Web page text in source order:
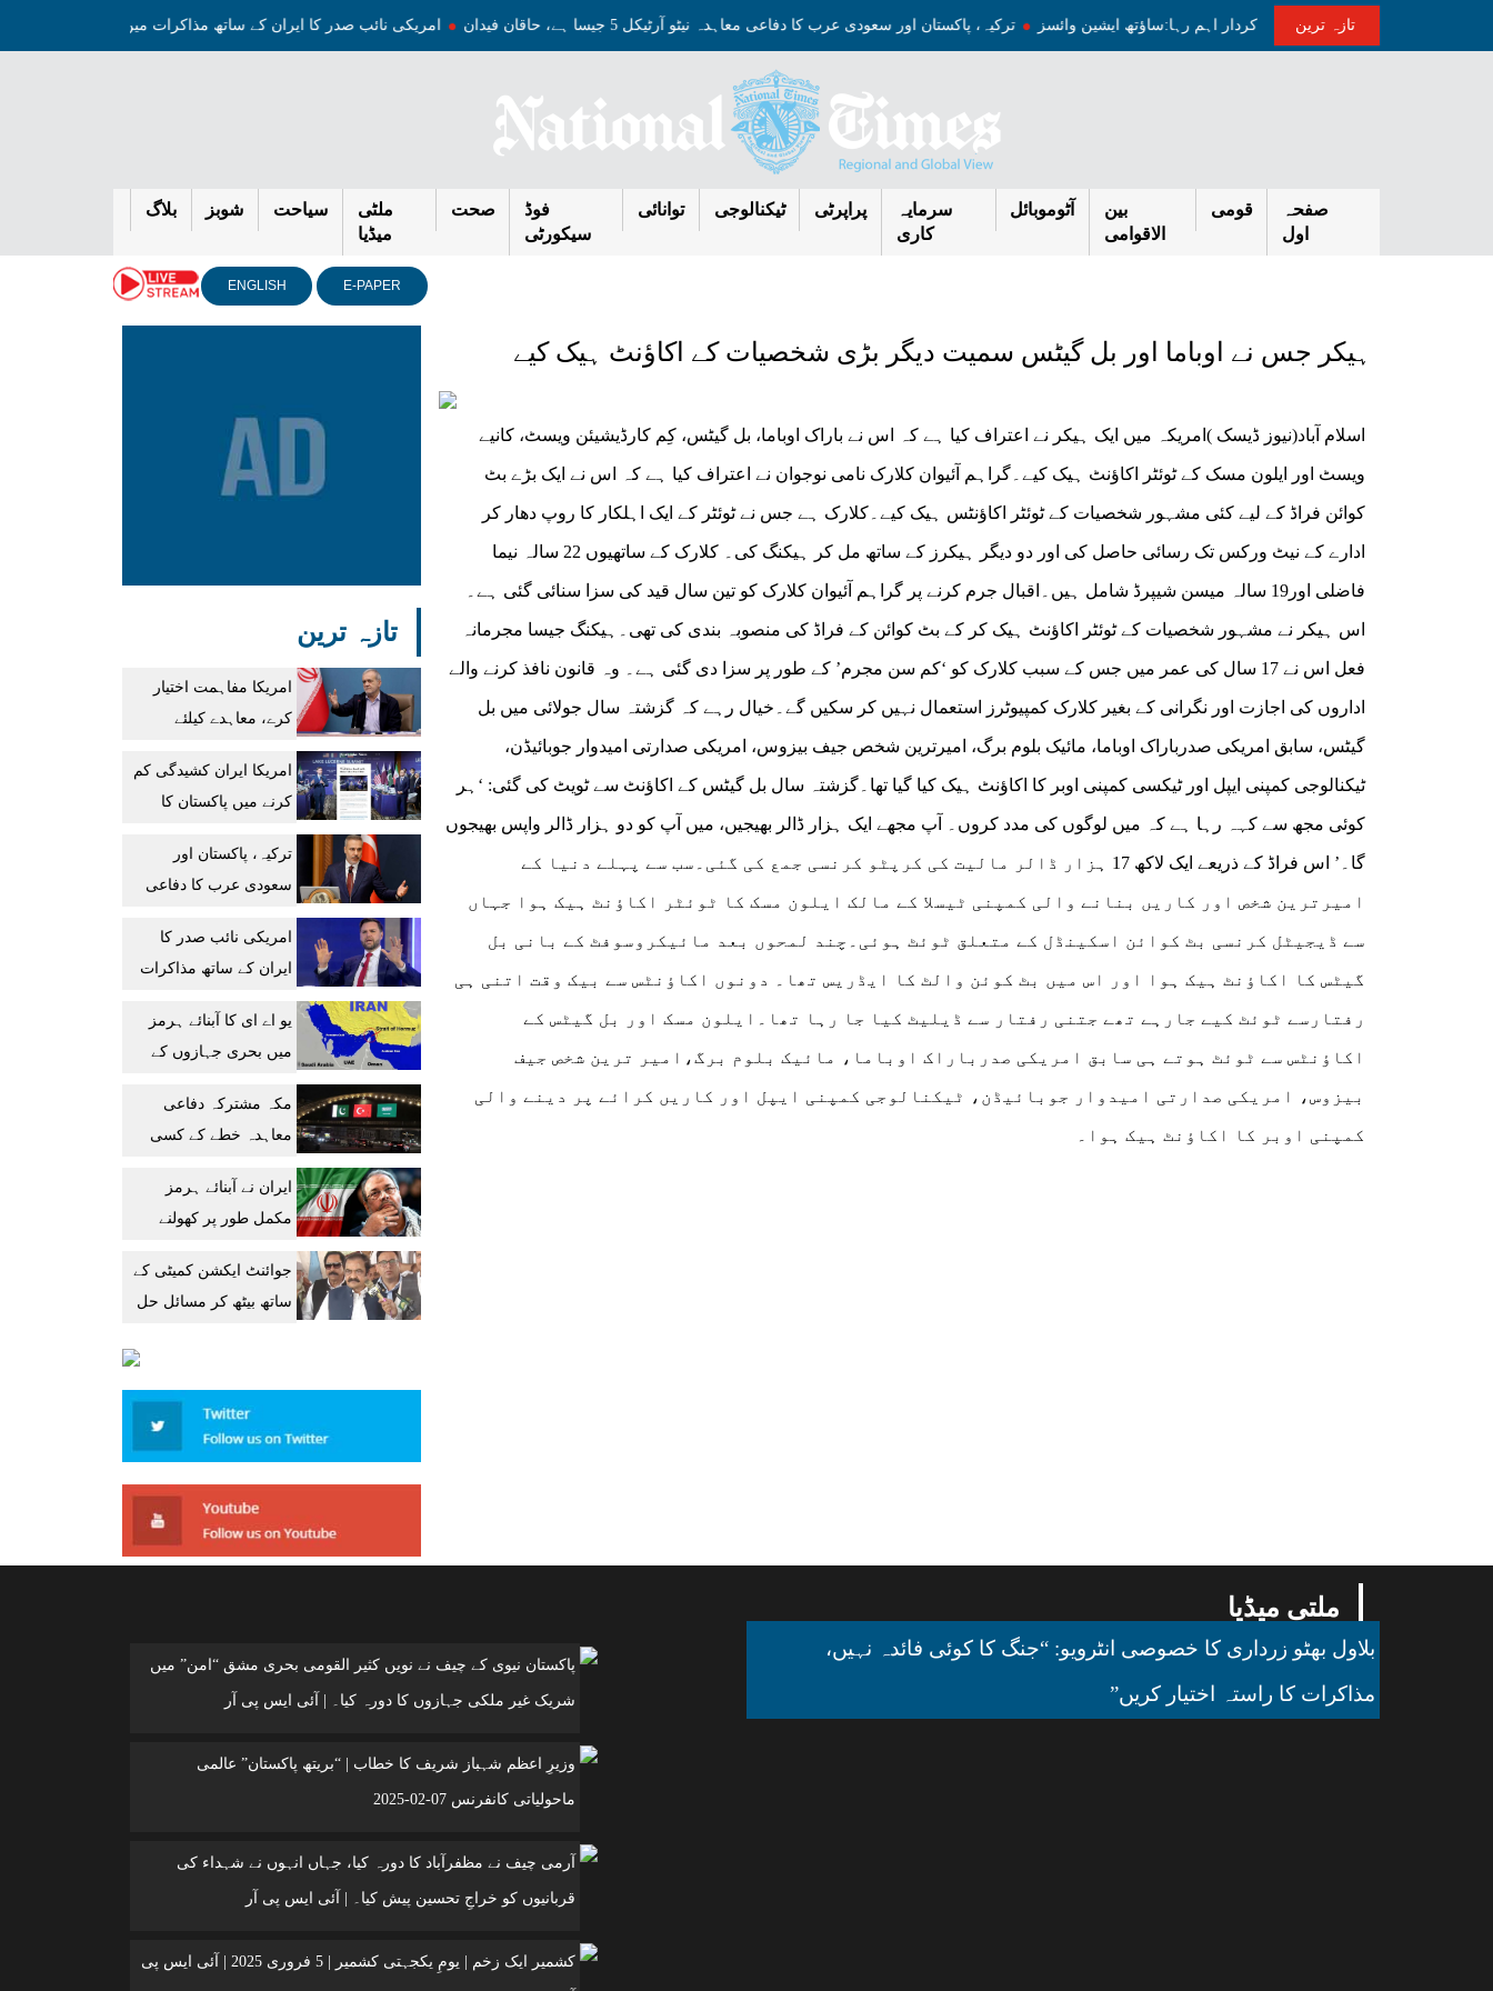
تازہ ترین
کشیدگی کم کرنے میں پاکستان کا ثالثی کردار اہم رہا:ساؤتھ ایشین وائسز ترکیہ، پاکستان اور سعودی عرب کا دفاعی معاہدہ نیٹو آرٹیکل 5 جیسا ہے، حاقان فیدان امریکی نائب صدر کا ایران کے ساتھ مذاکرات میں پیشرفت کا
صفحہ
اول
قومی
بین
الاقوامی
آٹوموبائل
سرمایہ
کاری
پراپرٹی ٹیکنالوجی توانائی
فوڈ
سیکورٹی
صحت
ملٹی
میڈیا
سیاحت شوبز بلاگ
E-PAPER
ENGLISH
ہیکر جس نے اوباما اور بل گیٹس سمیت دیگر بڑی شخصیات کے اکاؤنٹ ہیک کیے
اسلام آباد(نیوز ڈیسک )امریکہ میں ایک ہیکر نے اعتراف کیا ہے کہ اس نے باراک اوباما، بل گیٹس، کِم کارڈیشیئن ویسٹ، کانیے
ویسٹ اور ایلون مسک کے ٹوئٹر اکاؤنٹ ہیک کیے۔گراہم آئیوان کلارک نامی نوجوان نے اعتراف کیا ہے کہ اس نے ایک بڑے بٹ
کوائن فراڈ کے لیے کئی مشہور شخصیات کے ٹوئٹر اکاؤنٹس ہیک کیے۔کلارک ہے جس نے ٹوئٹر کے ایک اہلکار کا روپ دھار کر
ادارے کے نیٹ ورکس تک رسائی حاصل کی اور دو دیگر ہیکرز کے ساتھ مل کر ہیکنگ کی۔ کلارک کے ساتھیوں 22 سالہ نیما
فاضلی اور19 سالہ میسن شیپرڈ شامل ہیں۔اقبال جرم کرنے پر گراہم آئیوان کلارک کو تین سال قید کی سزا سنائی گئی ہے۔
اس ہیکر نے مشہور شخصیات کے ٹوئٹر اکاؤنٹ ہیک کر کے بٹ کوائن کے فراڈ کی منصوبہ بندی کی تھی۔ہیکنگ جیسا مجرمانہ
فعل اس نے 17 سال کی عمر میں جس کے سبب کلارک کو ‘کم سن مجرم’ کے طور پر سزا دی گئی ہے۔ وہ قانون نافذ کرنے والے
اداروں کی اجازت اور نگرانی کے بغیر کلارک کمپیوٹرز استعمال نہیں کر سکیں گے۔خیال رہے کہ گزشتہ سال جولائی میں بل
گیٹس، سابق امریکی صدرباراک اوباما، مائیک بلوم برگ، امیرترین شخص جیف بیزوس، امریکی صدارتی امیدوار جوبائیڈن،
ٹیکنالوجی کمپنی ایپل اور ٹیکسی کمپنی اوبر کا اکاؤنٹ ہیک کیا گیا تھا۔گزشتہ سال بل گیٹس کے اکاؤنٹ سے ٹویٹ کی گئی: ‘ہر
کوئی مجھ سے کہہ رہا ہے کہ میں لوگوں کی مدد کروں۔ آپ مجھے ایک ہزار ڈالر بھیجیں، میں آپ کو دو ہزار ڈالر واپس بھیجوں
گا۔’ اس فراڈ کے ذریعے ایک لاکھ 17 ہزار ڈالر مالیت کی کرپٹو کرنسی جمع کی گئی۔سب سے پہلے دنیا کے
امیرترین شخص اور کاریں بنانے والی کمپنی ٹیسلا کے مالک ایلون مسک کا ٹوئٹر اکاؤنٹ ہیک ہوا جہاں
سے ڈیجیٹل کرنسی بٹ کوائن اسکینڈل کے متعلق ٹوئٹ ہوئی۔چند لمحوں بعد مائیکروسوفٹ کے بانی بل
گیٹس کا اکاؤنٹ ہیک ہوا اور اس میں بٹ کوئن والٹ کا ایڈریس تھا۔ دونوں اکاؤنٹس سے بیک وقت اتنی ہی
رفتارسے ٹوئٹ کیے جارہے تھے جتنی رفتار سے ڈیلیٹ کیا جا رہا تھا۔ایلون مسک اور بل گیٹس کے
اکاؤنٹس سے ٹوئٹ ہوتے ہی سابق امریکی صدرباراک اوباما، مائیک بلوم برگ،امیر ترین شخص جیف
بیزوس، امریکی صدارتی امیدوار جوبائیڈن، ٹیکنالوجی کمپنی ایپل اور کاریں کرائے پر دینے والی
کمپنی اوبر کا اکاؤنٹ ہیک ہوا۔
تازہ ترین
امریکا مفاہمت اختیار
کرے، معاہدے کیلئے
ہے: ایرانی صدر
امریکا ایران کشیدگی کم
کرنے میں پاکستان کا
رہا:ساؤتھ ایشین وائسز
ترکیہ، پاکستان اور
سعودی عرب کا دفاعی
جیسا ہے، حاقان فیدان
امریکی نائب صدر کا
ایران کے ساتھ مذاکرات
یو اے ای کا آبنائے ہرمز
میں بحری جہازوں کے
اظہار
مکہ مشترکہ دفاعی
معاہدہ خطے کے کسی
سعودی عہدیدار
ایران نے آبنائے ہرمز
مکمل طور پر کھولنے
پیش کر دیں
جوائنٹ ایکشن کمیٹی کے
ساتھ بیٹھ کر مسائل حل
ملتی میڈیا
بلاول بھٹو زرداری کا خصوصی انٹرویو: “جنگ کا کوئی فائدہ نہیں،
مذاکرات کا راستہ اختیار کریں”
پاکستان نیوی کے چیف نے نویں کثیر القومی بحری مشق “امن” میں
شریک غیر ملکی جہازوں کا دورہ کیا۔ | آئی ایس پی آر
وزیرِ اعظم شہباز شریف کا خطاب | “بریتھ پاکستان” عالمی
ماحولیاتی کانفرنس 07-02-2025
آرمی چیف نے مظفرآباد کا دورہ کیا، جہاں انہوں نے شہداء کی
قربانیوں کو خراجِ تحسین پیش کیا۔ | آئی ایس پی آر
کشمیر ایک زخم | یومِ یکجہتی کشمیر | 5 فروری 2025 | آئی ایس پی